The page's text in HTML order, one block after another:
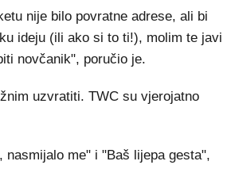
nije bilo povratne adrese, ali bi
ideju (ili ako si to ti!), molim te javi
novčanik", poručio je.
uzvratiti. TWC su vjerojatno
me" i "Baš lijepa gesta",